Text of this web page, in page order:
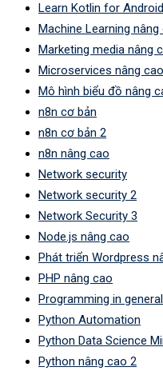
Learn Kotlin for
Machine Learning nâng
Marketing media nâng
Microservices nâng cao
Mô hình biểu đồ nâng
n8n cơ bản
n8n cơ bản 2
n8n nâng cao
Network security
Network security 2
Network Security 3
Node.js nâng cao
Phát triển Wordpress
PHP nâng cao
Programming in general
Python Automation
Python Data Science
Python nâng cao 2